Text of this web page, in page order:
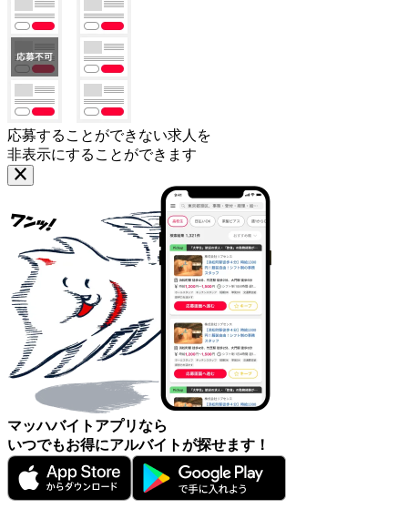
応募することができない求人を
非表示にすることができます
マッハバイトアプリなら
いつでもお得にアルバイトが探せます！